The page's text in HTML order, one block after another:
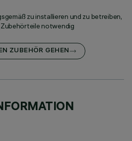
zu installieren und zu betreiben,
notwendig
ZUBEHÖR GEHEN